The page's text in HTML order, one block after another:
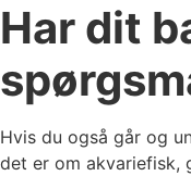
Har dit
Hvis du også går og
det er om akvariefisk,